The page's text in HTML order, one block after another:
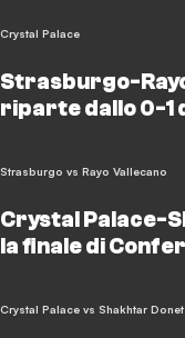
Crystal Palace
Strasburgo-
riparte dallo 0-1
Strasburgo vs Rayo Vallecano
Crystal Palace-
la finale di
Crystal Palace vs Shakhtar